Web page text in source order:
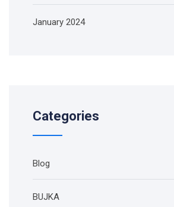
January 2024
Categories
Blog
BUJKA